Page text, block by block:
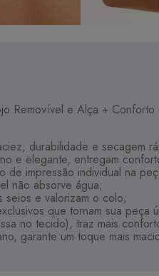
Removível e Alça +
durabilidade e secagem
e elegante, entregam
de impressão individual na
não absorve água;
seios e valorizam o colo;
que tornam sua peça
no tecido), traz mais
garante um toque mais